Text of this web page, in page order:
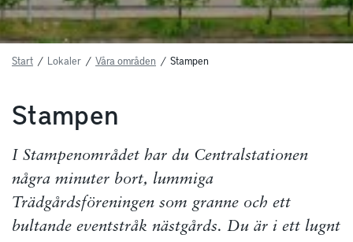
Start / Lokaler / Våra områden / Stampen
Stampen
I Stampenområdet har du Cen­tralstationen
några minuter bort, lummiga
Trädgårdsföreningen som granne och ett
bultande eventstråk nästgårds. Du är i ett lugnt